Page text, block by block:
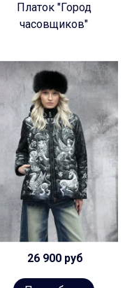
Платок "Город
часовщиков"
26 900 руб